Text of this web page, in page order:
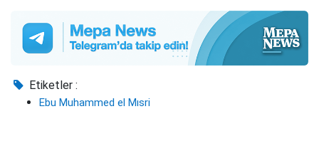
Etiketler :
Ebu Muhammed el Mısri